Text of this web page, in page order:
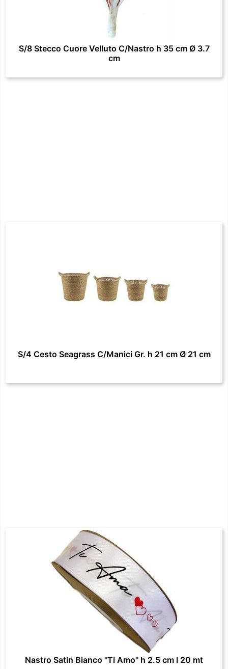
S/8 Stecco Cuore Velluto C/Nastro h 35 cm Ø 3.7
cm
S/4 Cesto Seagrass C/Manici Gr. h 21 cm Ø 21 cm
Nastro Satin Bianco "Ti Amo" h 2.5 cm l 20 mt